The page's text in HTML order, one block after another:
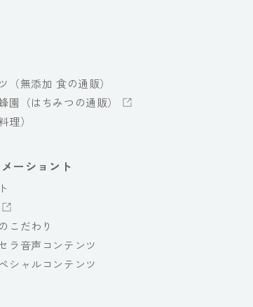
（無添加 食の通販）
園（はちみつの通販）
理）
ーショント
こだわり
ラ音声コンテンツ
シャルコンテンツ